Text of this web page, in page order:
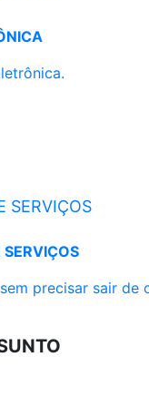
SERVIÇOS
precisar sair de